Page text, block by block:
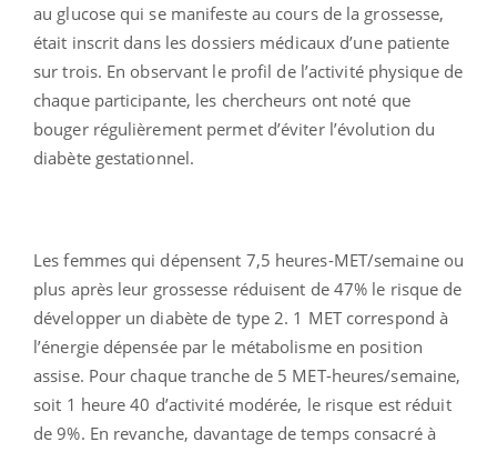
au glucose qui se manifeste au cours de la grossesse,
était inscrit dans les dossiers médicaux d’une patiente
sur trois. En observant le profil de l’activité physique de
chaque participante, les chercheurs ont noté que
bouger régulièrement permet d’éviter l’évolution du
diabète gestationnel.
Les femmes qui dépensent 7,5 heures-MET/semaine ou
plus après leur grossesse réduisent de 47% le risque de
développer un diabète de type 2. 1 MET correspond à
l’énergie dépensée par le métabolisme en position
assise. Pour chaque tranche de 5 MET-heures/semaine,
soit 1 heure 40 d’activité modérée, le risque est réduit
de 9%. En revanche, davantage de temps consacré à